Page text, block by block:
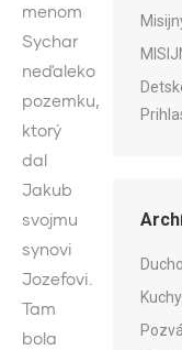
menom
Sychar
neďaleko
pozemku,
ktorý
dal
Jakub
svojmu
synovi
Jozefovi.
Tam
bola